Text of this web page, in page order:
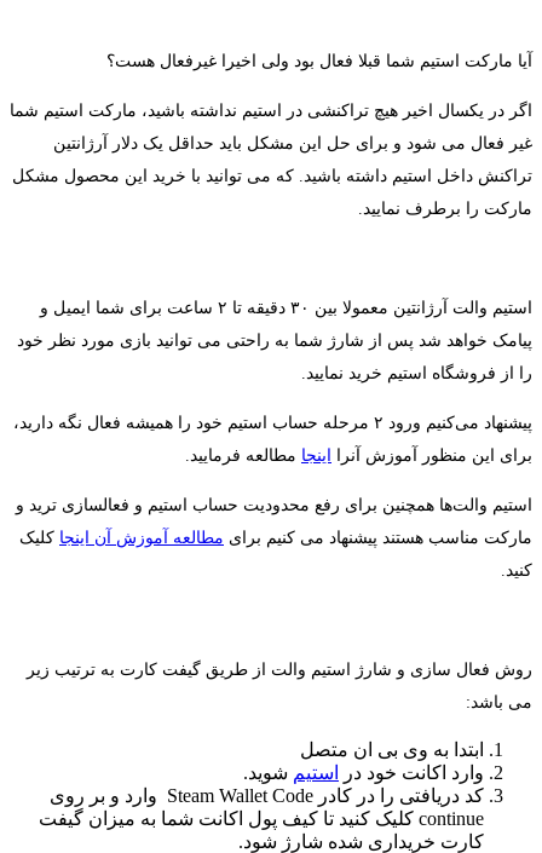
آیا مارکت استیم شما قبلا فعال بود ولی اخیرا غیرفعال هست؟
اگر در یکسال اخیر هیچ تراکنشی در استیم نداشته باشید، مارکت استیم شما
غیر فعال می شود و برای حل این مشکل باید حداقل یک دلار آرژانتین
تراکنش داخل استیم داشته باشید. که می توانید با خرید این محصول مشکل
مارکت را برطرف نمایید.
استیم والت آرژانتین معمولا بین ۳۰ دقیقه تا ۲ ساعت برای شما ایمیل و
پیامک خواهد شد پس از شارژ شما به راحتی می توانید بازی مورد نظر خود
را از فروشگاه استیم خرید نمایید.
پیشنهاد می‌کنیم ورود ۲ مرحله حساب استیم خود را همیشه فعال نگه دارید،
برای این منظور آموزش آنرا
اینجا مطالعه فرمایید.
استیم والت‌ها همچنین برای رفع محدودیت حساب استیم و فعالسازی ترید و
مارکت مناسب هستند پیشنهاد می کنیم برای مطالعه آموزش آن اینجا کلیک
کنید.
روش فعال سازی و شارژ استیم والت از طریق گیفت کارت به ترتیب زیر
می باشد:
ابتدا به وی بی ان متصل
وارد اکانت خود در
استیم شوید.
کد دریافتی را در کادر Steam Wallet Code وارد و بر روی
continue کلیک کنید تا کیف پول اکانت شما به میزان گیفت
کارت خریداری شده شارژ شود.